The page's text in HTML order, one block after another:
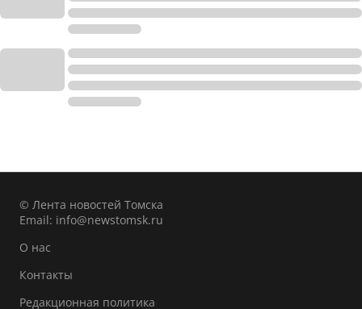
© Лента новостей Томска
Email: info@newstomsk.ru
О нас
Контакты
Редакционная политика